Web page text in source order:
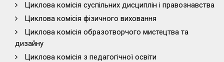
Циклова комісія суспільних дисциплін і правознавства
Циклова комісія фізичного виховання
Циклова комісія образотворчого мистецтва та
дизайну
Циклова комісія з педагогічної освіти